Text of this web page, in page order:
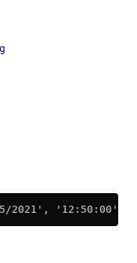
2021', '12:50:00'],